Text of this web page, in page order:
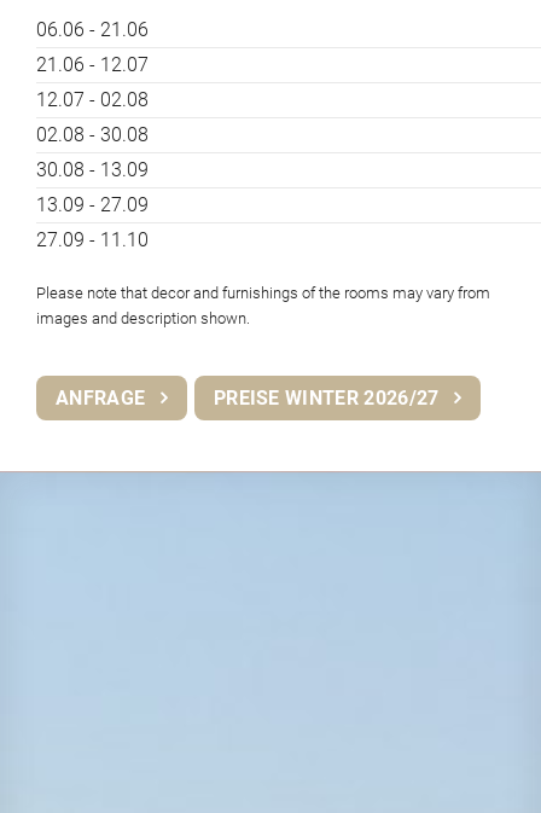
06.06 - 21.06
21.06 - 12.07
12.07 - 02.08
02.08 - 30.08
30.08 - 13.09
13.09 - 27.09
27.09 - 11.10
Please note that decor and furnishings of the rooms may vary from
images and description shown.
ANFRAGE PREISE WINTER 2026/27